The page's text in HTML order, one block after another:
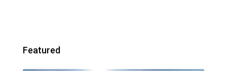
Featured